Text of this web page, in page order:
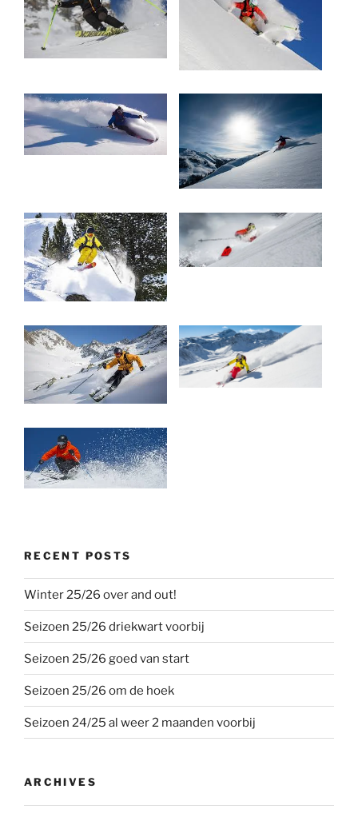
RECENT POSTS
Winter 25/26 over and out!
Seizoen 25/26 driekwart voorbij
Seizoen 25/26 goed van start
Seizoen 25/26 om de hoek
Seizoen 24/25 al weer 2 maanden voorbij
ARCHIVES